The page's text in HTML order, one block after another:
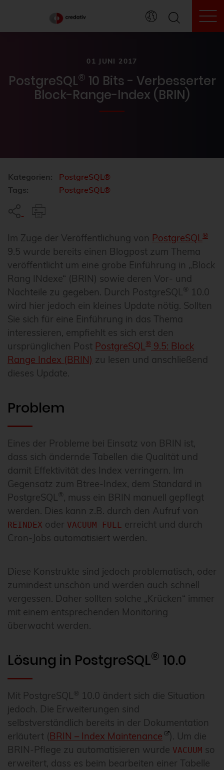
01 JUNI 2017
PostgreSQL® 10 Bits - Verbesserter
Block-Range-Index (BRIN)
Kategorien:
PostgreSQL®
Tags:
PostgreSQL®
Im Zuge der Veröffentlichung von PostgreSQL®
9.5 wurde bereits einen Blogpost zum Thema
veröffentlicht um eine grobe Einführung in „Block
Rang INdexe“ (BRIN) sowie deren Vor- und
Nachteile zu gegeben. Durch PostgreSQL ® 10.0
wird hier jedoch ein kleines Update nötig. Sollten
Sie sich für eine Einführung in das Thema
interessieren, empfiehlt es sich erst den
ursprünglichen Post PostgreSQL® 9.5: Block
Range Index (BRIN) zu lesen und anschließend
dieses Update.
Problem
Eines der Probleme bei Einsatz von BRIN ist,
dass sich ändernde Tabellen die Qualität und
damit Effektivität des Index verringern. Im
Gegensatz zum Btree-Index, dem Standard in
PostgreSQL ®, muss ein BRIN manuell gepflegt
werden. Dies kann z.B. durch den Aufruf von
REINDEX oder VACUUM FULL erreicht und durch
Cron-Jobs automatisiert werden.
Diese Konstrukte sind jedoch problematisch, oder
zumindest unschön und werden auch schnell
vergessen. Daher sollten solche „Krücken“ immer
mit einem entsprechenden Monitoring
überwacht werden.
Lösung in PostgreSQL® 10.0
Mit PostgreSQL ® 10.0 ändert sich die Situation
jedoch. Die Erweiterungen sind
selbstverständlich bereits in der Dokumentation
erläutert (BRIN – Index Maintenance
). Um die
BRIN-Pflege zu automatisieren wurde VACUUM so
erweitert, dass es beim bearbeiten einer Tabelle